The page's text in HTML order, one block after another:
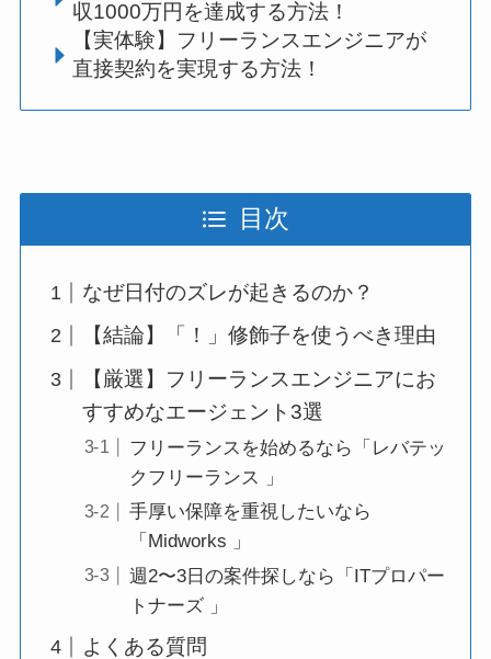
収1000万円を達成する方法！
【実体験】フリーランスエンジニアが
直接契約を実現する方法！
目次
なぜ日付のズレが起きるのか？
【結論】「！」修飾子を使うべき理由
【厳選】フリーランスエンジニアにお
すすめなエージェント3選
フリーランスを始めるなら「レバテッ
クフリーランス 」
手厚い保障を重視したいなら
「Midworks 」
週2〜3日の案件探しなら「ITプロパー
トナーズ 」
よくある質問